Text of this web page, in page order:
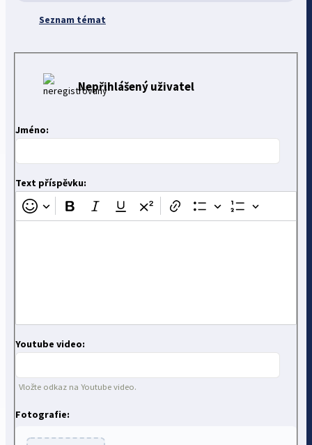
Seznam témat
Nepřihlášený uživatel
Jméno:
Text příspěvku:
Youtube video:
Vložte odkaz na Youtube video.
Fotografie: